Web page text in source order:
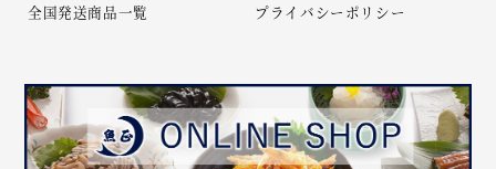
全国発送商品一覧 プライバシーポリシー